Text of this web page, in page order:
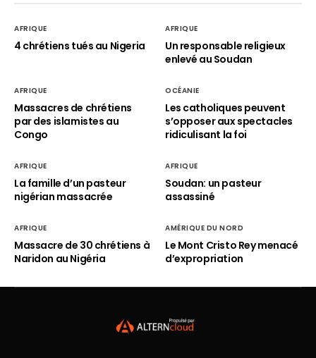
AFRIQUE
4 chrétiens tués au Nigeria
AFRIQUE
Un responsable religieux
enlevé au Soudan
AFRIQUE
Massacres de chrétiens
par des islamistes au
Congo
OCÉANIE
Les catholiques peuvent
s’opposer aux spectacles
ridiculisant la foi
AFRIQUE
La famille d’un pasteur
nigérian massacrée
AFRIQUE
Soudan: un pasteur
assassiné
AFRIQUE
Massacre de 30 chrétiens à
Naridon au Nigéria
AMÉRIQUE DU NORD
Le Mont Cristo Rey menacé
d’expropriation